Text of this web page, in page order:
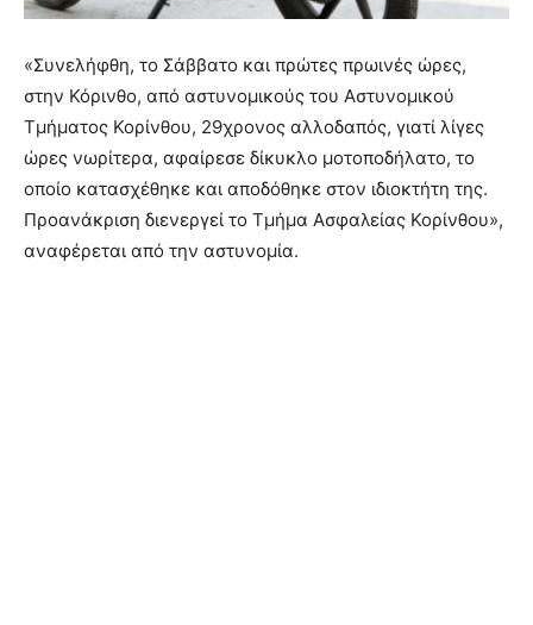
«Συνελήφθη, το Σάββατο και πρώτες πρωινές ώρες,
στην Κόρινθο, από αστυνομικούς του Αστυνομικού
Τμήματος Κορίνθου, 29χρονος αλλοδαπός, γιατί λίγες
ώρες νωρίτερα, αφαίρεσε δίκυκλο μοτοποδήλατο, το
οποίο κατασχέθηκε και αποδόθηκε στον ιδιοκτήτη της.
Προανάκριση διενεργεί το Τμήμα Ασφαλείας Κορίνθου»,
αναφέρεται από την αστυνομία.